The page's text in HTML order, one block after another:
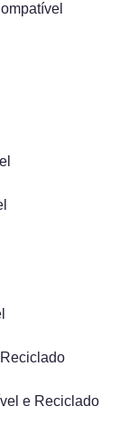
e Reciclado